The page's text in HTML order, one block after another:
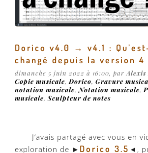
Dorico v4.0 → v4.1 :
changé depuis la version 4
dimanche 5 juin 2022 à 16:00, par Alexis
Copie musicale, Dorico, Gravure
notation musicale,Notation musicale,
musicale, Sculpteur de notes
J’avais partagé avec vous en
exploration de ► Dorico 3.5 ◄,